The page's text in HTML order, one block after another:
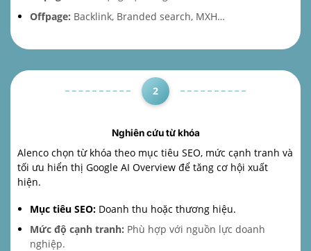
Offpage: Backlink, Branded search, MXH…
2
Nghiên cứu từ khóa
Alenco chọn từ khóa theo mục tiêu SEO, mức cạnh tranh và
tối ưu hiển thị Google AI Overview để tăng cơ hội xuất
hiện.
Mục tiêu SEO: Doanh thu hoặc thương hiệu.
Mức độ cạnh tranh: Phù hợp với nguồn lực doanh
nghiệp.